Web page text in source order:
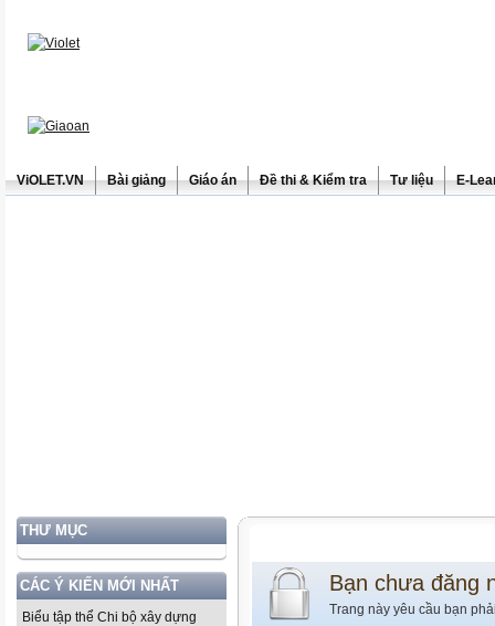
ViOLET.VN Bài giảng Giáo án Đề thi & Kiểm tra Tư liệu E-
THƯ MỤC
CÁC Ý KIẾN MỚI NHẤT
Biểu tập thể Chi bộ xây dựng
Bạn chưa đăng
Trang này yêu cầu bạn